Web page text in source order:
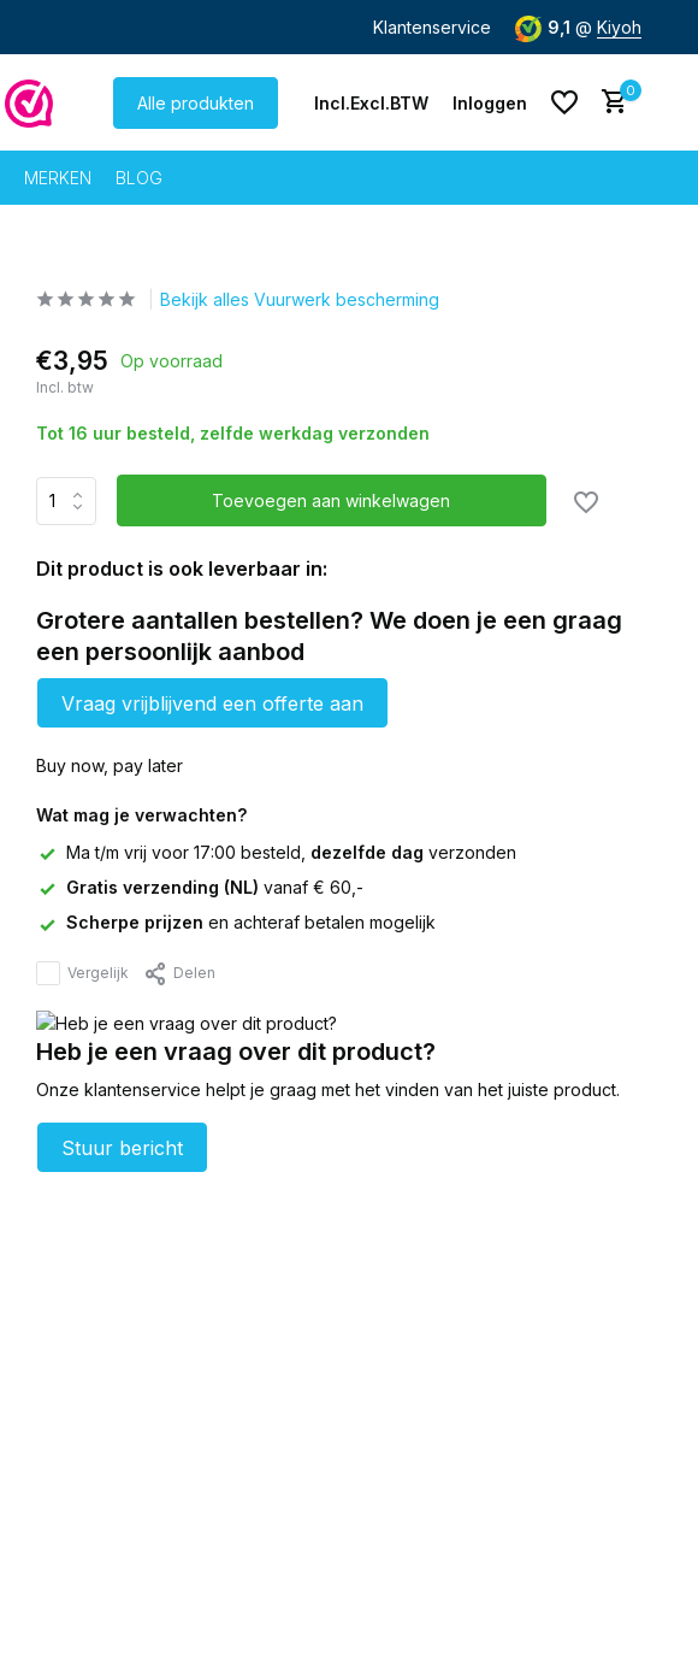
Gratis verzending vanaf € 60,-
Klantenservice 9,1 @ Kiyoh
Alle produkten Incl.Excl.BTW Inloggen
0
MERKEN BLOG
Bekijk alles Vuurwerk bescherming
€3,95 Op voorraad
Incl. btw
Tot 16 uur besteld, zelfde werkdag verzonden
Toevoegen aan winkelwagen
Dit product is ook leverbaar in:
Grotere aantallen bestellen? We doen je een graag
een persoonlijk aanbod
Vraag vrijblijvend een offerte aan
Buy now, pay later
Wat mag je verwachten?
Ma t/m vrij voor 17:00 besteld, dezelfde dag verzonden
Gratis verzending (NL) vanaf € 60,-
Scherpe prijzen en achteraf betalen mogelijk
Vergelijk Delen
Heb je een vraag over dit product?
Onze klantenservice helpt je graag met het vinden van het juiste product.
Stuur bericht